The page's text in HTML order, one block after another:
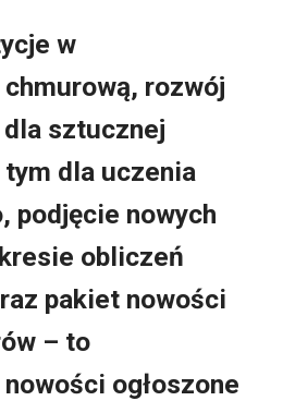
w
rozwój
sztucznej
dla uczenia
podjęcie nowych
obliczeń
pakiet nowości
– to
ogłoszone